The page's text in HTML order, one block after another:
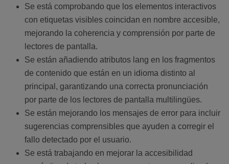
Se está comprobando que los elementos interactivos
con etiquetas visibles coincidan en nombre accesible,
mejorando la coherencia y comprensión por parte de
lectores de pantalla.
Se están añadiendo atributos lang en los fragmentos
de contenido que están en un idioma distinto al
principal, garantizando una correcta pronunciación
por parte de los lectores de pantalla multilingües.
Se están mejorando los mensajes de error para incluir
sugerencias comprensibles que ayuden a corregir el
fallo detectado por el usuario.
Se está trabajando en mejorar la accesibilidad